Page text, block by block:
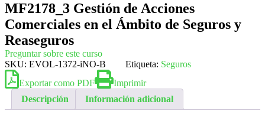
CANALES DE
SEGUROS
DE PÓLIZAS
MF2178_3 Gestión de Acciones
Comerciales en el Ámbito de Seguros y
Reaseguros
Preguntar sobre este curso
SKU: EVOL-1372-iNO-B Etiqueta: Seguros
Exportar como PDF
Imprimir
Descripción
Información adicional